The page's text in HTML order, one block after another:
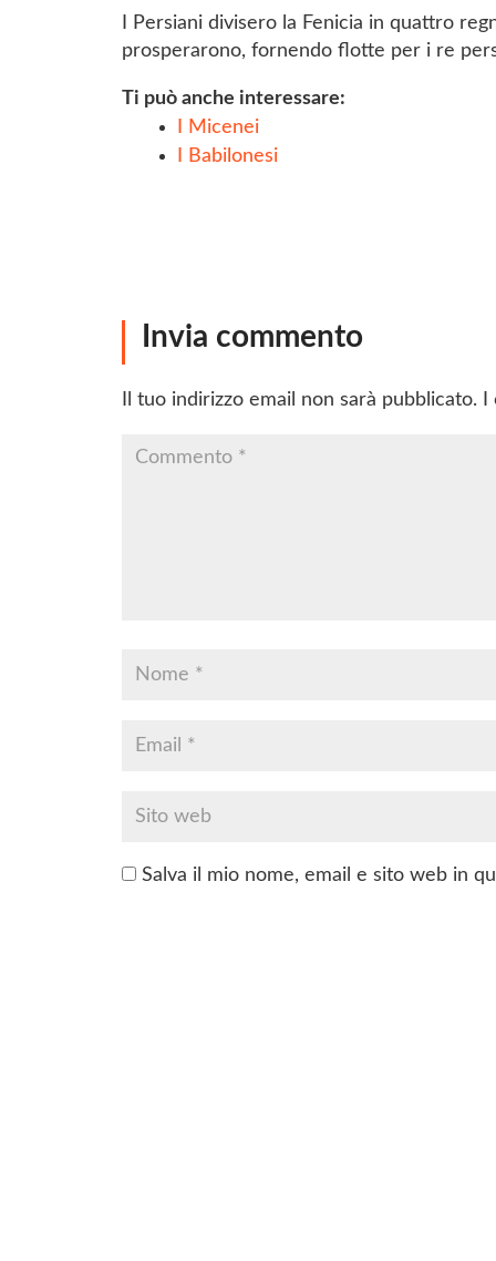
I Persiani divisero la Fenicia in quattro
prosperarono, fornendo flotte per i re
Ti può anche interessare:
I Micenei
I Babilonesi
Invia commento
Il tuo indirizzo email non sarà pubblicato.
Salva il mio nome, email e sito web in